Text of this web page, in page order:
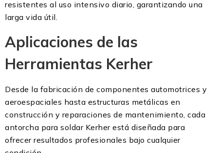
resistentes al uso intensivo diario, garantizando una
larga vida útil.
Aplicaciones de las
Herramientas Kerher
Desde la fabricación de componentes automotrices y
aeroespaciales hasta estructuras metálicas en
construcción y reparaciones de mantenimiento, cada
antorcha para soldar Kerher está diseñada para
ofrecer resultados profesionales bajo cualquier